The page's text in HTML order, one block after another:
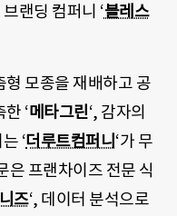
랜딩 컴퍼니 ‘블레스
모종을 재배하고 공
‘메타그린‘, 감자의
‘더루트컴퍼니 ‘가 무
은 프랜차이즈 전문 식
니즈‘, 데이터 분석으로